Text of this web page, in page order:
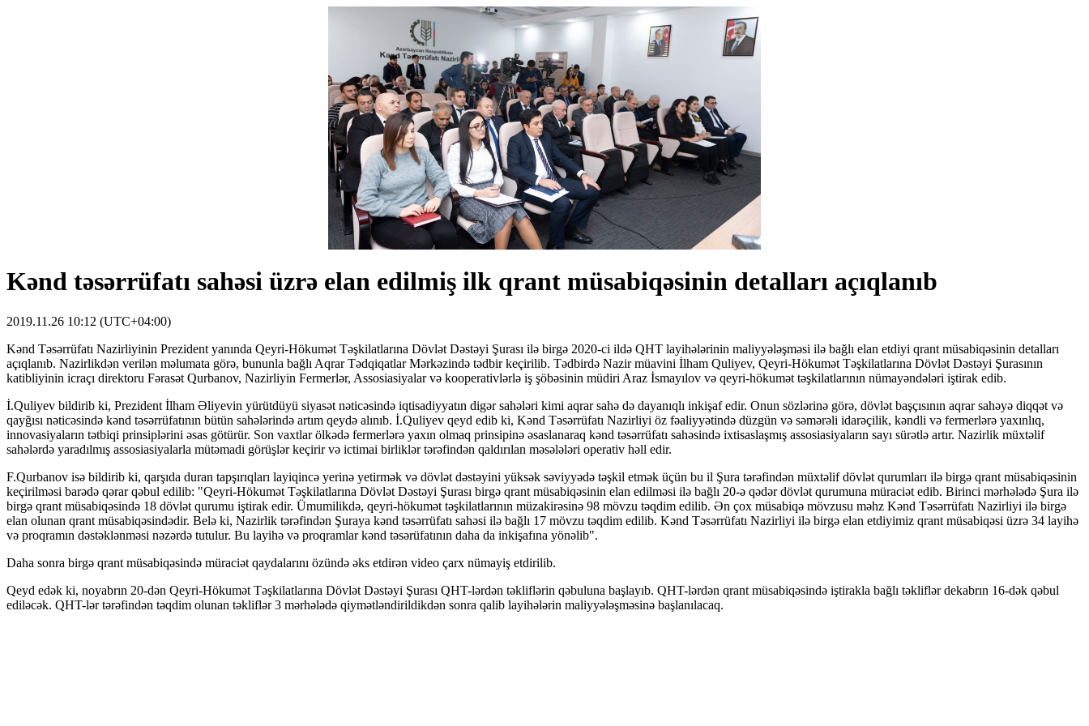
Kənd təsərrüfatı sahəsi üzrə elan edilmiş ilk qrant müsabiqəsinin detalları açıqlanıb
2019.11.26 10:12 (UTC+04:00)
Kənd Təsərrüfatı Nazirliyinin Prezident yanında Qeyri-Hökumət Təşkilatlarına Dövlət Dəstəyi Şurası ilə birgə 2020-ci ildə QHT layihələrinin maliyyələşməsi ilə bağlı elan etdiyi qrant müsabiqəsinin detalları
açıqlanıb. Nazirlikdən verilən məlumata görə, bununla bağlı Aqrar Tədqiqatlar Mərkəzində tədbir keçirilib. Tədbirdə Nazir müavini İlham Quliyev, Qeyri-Hökumət Təşkilatlarına Dövlət Dəstəyi Şurasının
katibliyinin icraçı direktoru Fərasət Qurbanov, Nazirliyin Fermerlər, Assosiasiyalar və kooperativlərlə iş şöbəsinin müdiri Araz İsmayılov və qeyri-hökumət təşkilatlarının nümayəndələri iştirak edib.
İ.Quliyev bildirib ki, Prezident İlham Əliyevin yürütdüyü siyasət nəticəsində iqtisadiyyatın digər sahələri kimi aqrar sahə də dayanıqlı inkişaf edir. Onun sözlərinə görə, dövlət başçısının aqrar sahəyə diqqət və
qayğısı nəticəsində kənd təsərrüfatının bütün sahələrində artım qeydə alınıb. İ.Quliyev qeyd edib ki, Kənd Təsərrüfatı Nazirliyi öz fəaliyyətində düzgün və səmərəli idarəçilik, kəndli və fermerlərə yaxınlıq,
innovasiyaların tətbiqi prinsiplərini əsas götürür. Son vaxtlar ölkədə fermerlərə yaxın olmaq prinsipinə əsaslanaraq kənd təsərrüfatı sahəsində ixtisaslaşmış assosiasiyaların sayı sürətlə artır. Nazirlik müxtəlif
sahələrdə yaradılmış assosiasiyalarla mütəmadi görüşlər keçirir və ictimai birliklər tərəfindən qaldırılan məsələləri operativ həll edir.
F.Qurbanov isə bildirib ki, qarşıda duran tapşırıqları layiqincə yerinə yetirmək və dövlət dəstəyini yüksək səviyyədə təşkil etmək üçün bu il Şura tərəfindən müxtəlif dövlət qurumları ilə birgə qrant müsabiqəsinin
keçirilməsi barədə qərar qəbul edilib: "Qeyri-Hökumət Təşkilatlarına Dövlət Dəstəyi Şurası birgə qrant müsabiqəsinin elan edilməsi ilə bağlı 20-ə qədər dövlət qurumuna müraciət edib. Birinci mərhələdə Şura ilə
birgə qrant müsabiqəsində 18 dövlət qurumu iştirak edir. Ümumilikdə, qeyri-hökumət təşkilatlarının müzakirəsinə 98 mövzu təqdim edilib. Ən çox müsabiqə mövzusu məhz Kənd Təsərrüfatı Nazirliyi ilə birgə
elan olunan qrant müsabiqəsindədir. Belə ki, Nazirlik tərəfindən Şuraya kənd təsərrüfatı sahəsi ilə bağlı 17 mövzu təqdim edilib. Kənd Təsərrüfatı Nazirliyi ilə birgə elan etdiyimiz qrant müsabiqəsi üzrə 34 layihə
və proqramın dəstəklənməsi nəzərdə tutulur. Bu layihə və proqramlar kənd təsərüfatının daha da inkişafına yönəlib".
Daha sonra birgə qrant müsabiqəsində müraciət qaydalarını özündə əks etdirən video çarx nümayiş etdirilib.
Qeyd edək ki, noyabrın 20-dən Qeyri-Hökumət Təşkilatlarına Dövlət Dəstəyi Şurası QHT-lərdən təkliflərin qəbuluna başlayıb. QHT-lərdən qrant müsabiqəsində iştirakla bağlı təkliflər dekabrın 16-dək qəbul
ediləcək. QHT-lər tərəfindən təqdim olunan təkliflər 3 mərhələdə qiymətləndirildikdən sonra qalib layihələrin maliyyələşməsinə başlanılacaq.